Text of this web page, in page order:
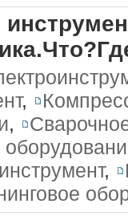
,
,
,